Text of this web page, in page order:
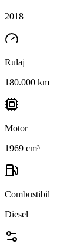
2018
Rulaj
180.000 km
Motor
1969 cm³
Combustibil
Diesel